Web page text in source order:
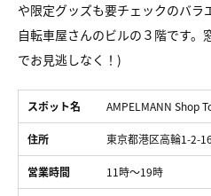
や限定グッズも要チェックのバラ
自転車屋さんのビルの３階です。
でお見逃しなく！)
スポット名 AMPELMANN Shop
住所 東京都港区高輪1-2-
営業時間 11時〜19時